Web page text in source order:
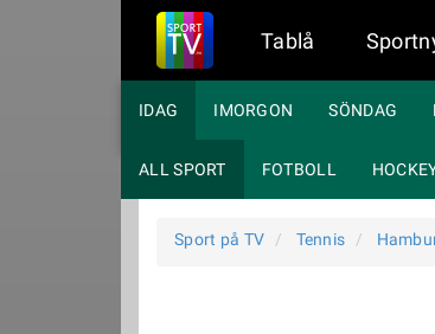
Tablå
IDAG IMORGON SÖNDAG
ALL SPORT FOTBOLL
Sport på TV Tennis